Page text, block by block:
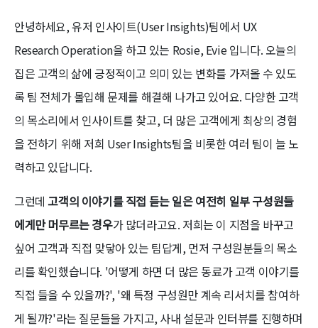
안녕하세요, 유저 인사이트(User Insights)팀에서 UX
Research Operation을 하고 있는 Rosie, Evie 입니다. 오늘의
집은 고객의 삶에 긍정적이고 의미 있는 변화를 가져올 수 있도
록 팀 전체가 몰입해 문제를 해결해 나가고 있어요. 다양한 고객
의 목소리에서 인사이트를 찾고, 더 많은 고객에게 최상의 경험
을 전하기 위해 저희 User Insights팀을 비롯한 여러 팀이 늘 노
력하고 있답니다.
그런데고객의 이야기를 직접 듣는 일은 여전히 일부 구성원들
에게만 머무르는 경우가 많더라고요. 저희는 이 지점을 바꾸고
싶어 고객과 직접 맞닿아 있는 팀답게, 먼저 구성원분들의 목소
리를 확인했습니다. '어떻게 하면 더 많은 동료가 고객 이야기를
직접 들을 수 있을까?', '왜 특정 구성원만 계속 리서치를 참여하
게 될까?'라는 질문들을 가지고, 사내 설문과 인터뷰를 진행하며